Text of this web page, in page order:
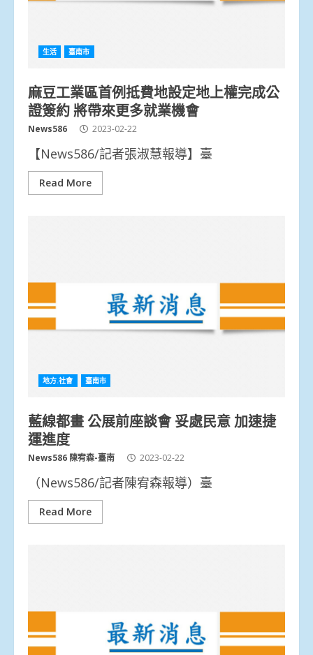
生活 臺南市
麻豆工業區首例抵費地設定地上權完成公
證簽約 將帶來更多就業機會
News586 2023-02-22
【News586/記者張淑慧報導】臺
Read More
地方.社會 臺南市
藍線都畫 公展前座談會 妥處民意 加速捷
運進度
News586 陳宥森-臺南 2023-02-22
（News586/記者陳宥森報導）臺
Read More